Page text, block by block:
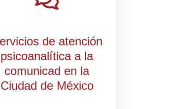
de atención
psicoanalítica a la
comunicad en la
Ciudad de México